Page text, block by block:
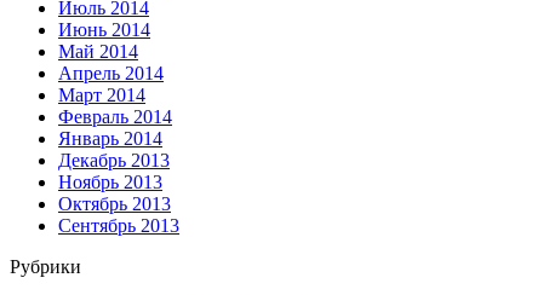
Июль 2014
Июнь 2014
Май 2014
Апрель 2014
Март 2014
Февраль 2014
Январь 2014
Декабрь 2013
Ноябрь 2013
Октябрь 2013
Сентябрь 2013
Рубрики